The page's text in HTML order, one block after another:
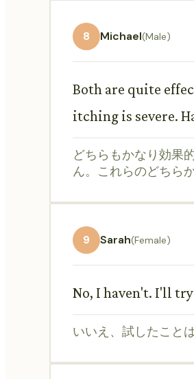
8 Michael(Male)
Both are quite
itching is severe.
どちらもかなり効果
ん。これらのどちら
9 Sarah(Female)
No, I haven't. I'll
いいえ、試したこと